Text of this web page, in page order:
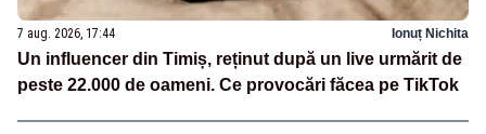
7 aug. 2026, 17:44 Ionuț Nichita
Un influencer din Timiș, reținut după un live urmărit de
peste 22.000 de oameni. Ce provocări făcea pe TikTok